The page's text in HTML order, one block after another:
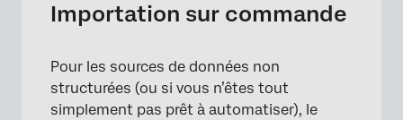
Importation sur commande
Pour les sources de données non
structurées (ou si vous n’êtes tout
simplement pas prêt à automatiser), le